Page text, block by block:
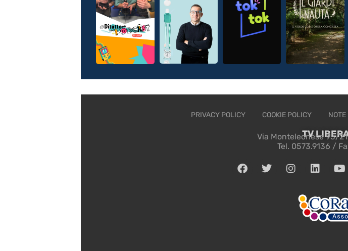
PRIVACY POLICY COOKIE POLICY
TV
Via Monteleonese 95/
Tel. 0573.9136 /